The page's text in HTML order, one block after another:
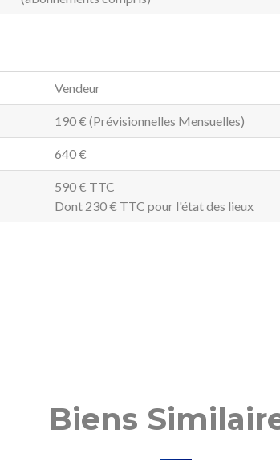
Vendeur
190 € (Prévisionnelles Mensuelles)
640 €
590 € TTC
Dont 230 € TTC pour l'état des lieux
Biens